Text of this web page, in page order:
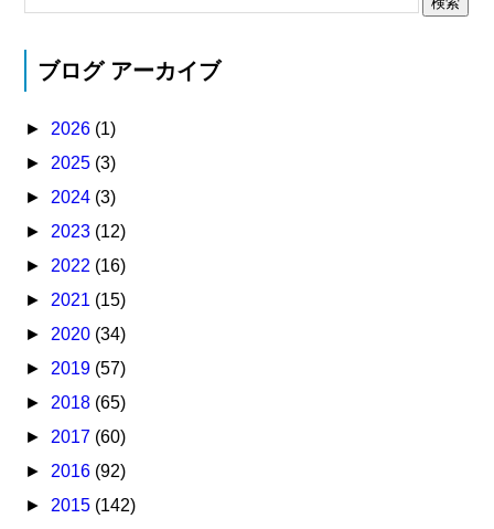
ブログ アーカイブ
► 2026 (1)
► 2025 (3)
► 2024 (3)
► 2023 (12)
► 2022 (16)
► 2021 (15)
► 2020 (34)
► 2019 (57)
► 2018 (65)
► 2017 (60)
► 2016 (92)
► 2015 (142)